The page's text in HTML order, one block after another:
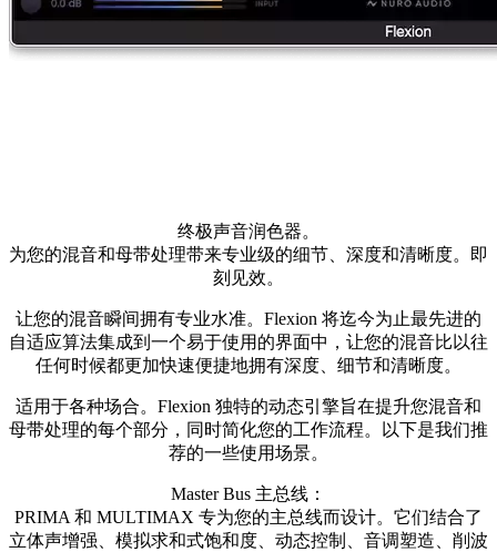
终极声音润色器。
为您的混音和母带处理带来专业级的细节、深度和清晰度。即
刻见效。
让您的混音瞬间拥有专业水准。Flexion 将迄今为止最先进的
自适应算法集成到一个易于使用的界面中，让您的混音比以往
任何时候都更加快速便捷地拥有深度、细节和清晰度。
适用于各种场合。Flexion 独特的动态引擎旨在提升您混音和
母带处理的每个部分，同时简化您的工作流程。以下是我们推
荐的一些使用场景。
Master Bus 主总线：
PRIMA 和 MULTIMAX 专为您的主总线而设计。它们结合了
立体声增强、模拟求和式饱和度、动态控制、音调塑造、削波